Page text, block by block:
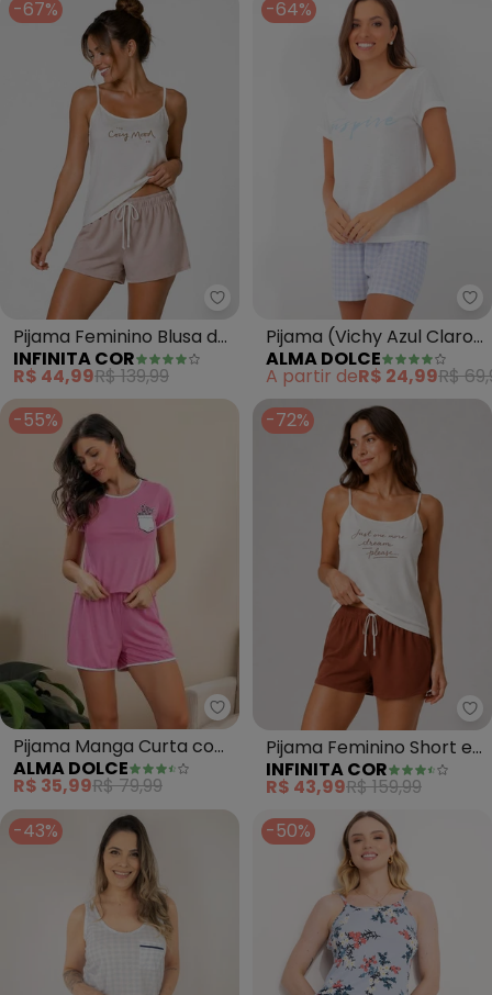
-67%
Infinita Cor - Pijama Feminino
Pijama Feminino Blusa de
Alça e Short (Bege)
INFINITA COR
R$ 44,99R$ 139,99
-64%
Pijama (Vichy Azul Claro)
em Poliviscose
ALMA DOLCE
A partir deR$ 24,99R$
-55%
Alma Dolce - Pijama Manga
Pijama Manga Curta com
Estampa (Rosa)
ALMA DOLCE
R$ 35,99R$ 79,99
-72%
Pijama Feminino Short e
Blusa de Alça (Marrom)
INFINITA COR
R$ 43,99R$ 159,99
-43%
-50%